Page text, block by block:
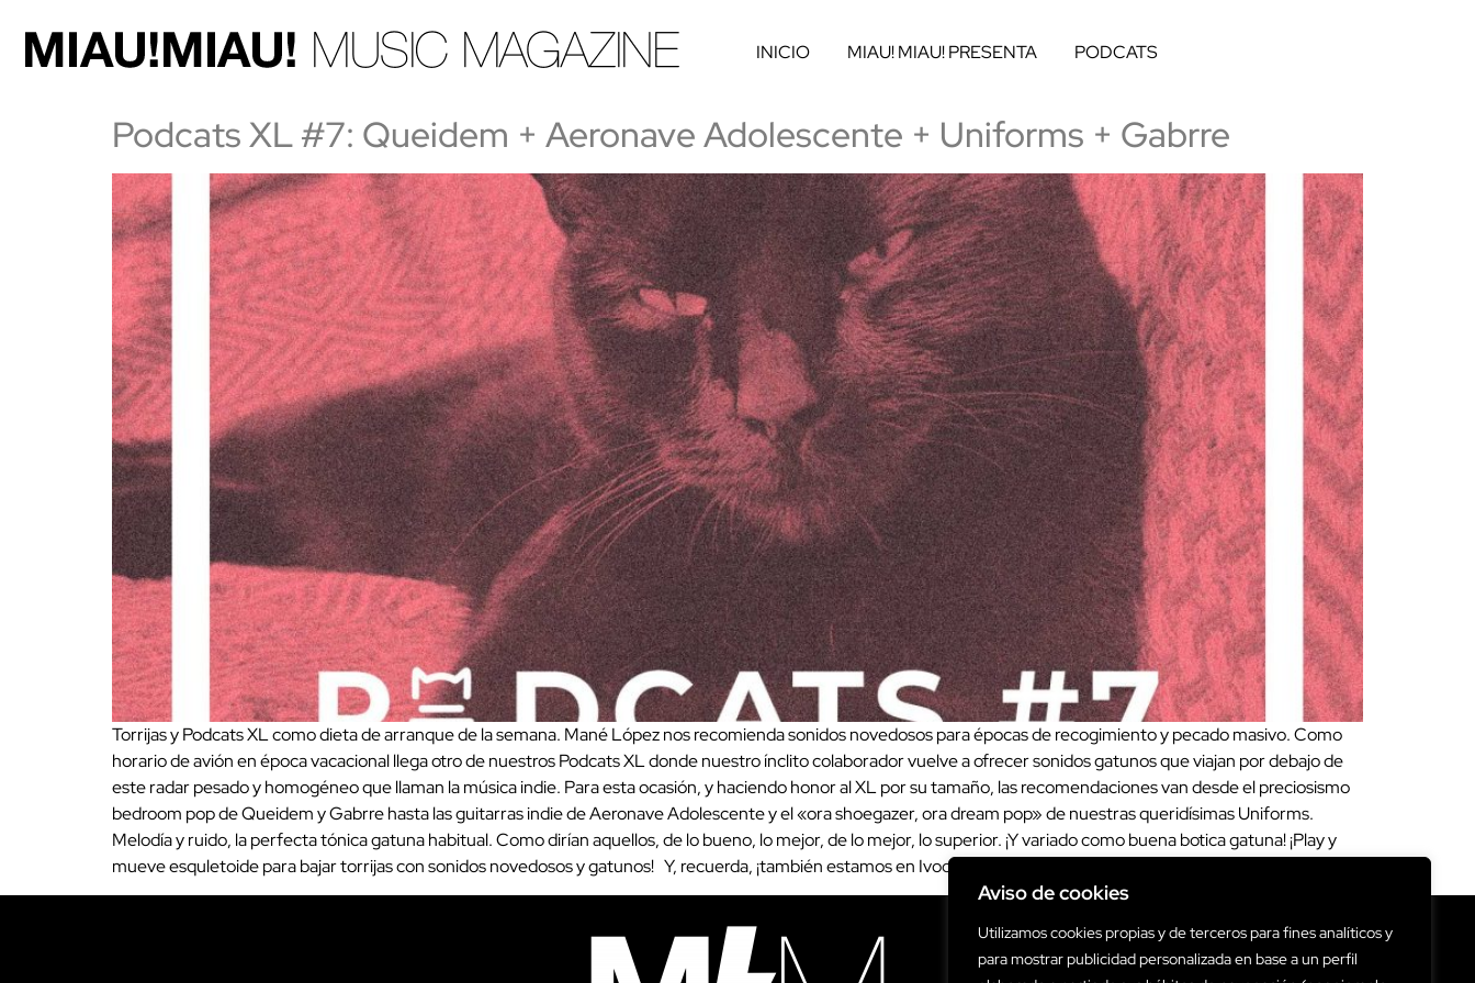
Aviso de cookies
Utilizamos cookies propias y de terceros para fines analíticos y
para mostrar publicidad personalizada en base a un perfil
INICIO MIAU! MIAU! PRESENTA PODCATS
Podcats XL #7: Queidem + Aeronave Adolescente + Uniforms + Gabrre
Torrijas y Podcats XL como dieta de arranque de la semana. Mané López nos recomienda sonidos novedosos para épocas de recogimiento y pecado masivo. Como
horario de avión en época vacacional llega otro de nuestros Podcats XL donde nuestro ínclito colaborador vuelve a ofrecer sonidos gatunos que viajan por debajo de
este radar pesado y homogéneo que llaman la música indie. Para esta ocasión, y haciendo honor al XL por su tamaño, las recomendaciones van desde el preciosismo
bedroom pop de Queidem y Gabrre hasta las guitarras indie de Aeronave Adolescente y el «ora shoegazer, ora dream pop» de nuestras queridísimas Uniforms.
Melodía y ruido, la perfecta tónica gatuna habitual. Como dirían aquellos, de lo bueno, lo mejor, de lo mejor, lo superior. ¡Y variado como buena botica gatuna! ¡Play y
mueve esquletoide para bajar torrijas con sonidos novedosos y gatunos! Y, recuerda, ¡también estamos en Ivoox!